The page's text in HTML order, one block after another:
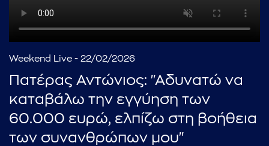
Weekend Live - 22/02/2026
Πατέρας Αντώνιος: "Αδυνατώ να
καταβάλω την εγγύηση των
60.000 ευρώ, ελπίζω στη βοήθεια
των συνανθρώπων μου"